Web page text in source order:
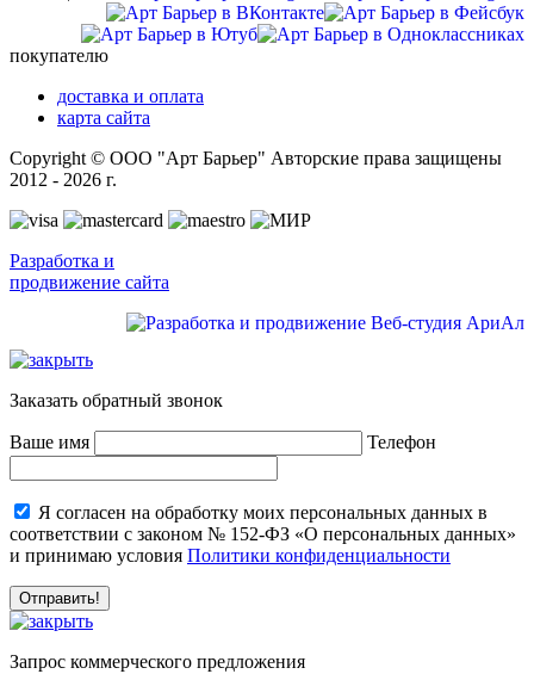
покупателю
доставка и оплата
карта сайта
Copyright © ООО "Арт Барьер" Авторские права защищены
2012 - 2026 г.
Разработка и
продвижение сайта
Заказать обратный звонок
Ваше имя Телефон
Я согласен на обработку моих персональных данных в
соответствии с законом № 152-ФЗ «О персональных данных»
и принимаю условия Политики конфиденциальности
Запрос коммерческого предложения